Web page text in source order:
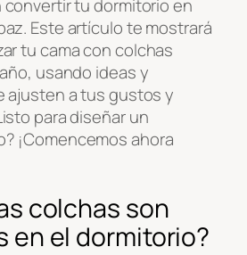
tu dormitorio en
Este artículo te mostrará
tu cama con colchas
usando ideas y
ajusten a tus gustos y
para diseñar un
¡Comencemos ahora
colchas son
en el dormitorio?